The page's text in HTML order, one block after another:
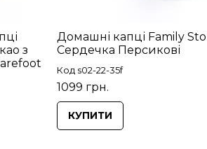
з
Домашні капці Family
Сердечка Персикові
Код s02-22-35f
1099 грн.
КУПИТИ